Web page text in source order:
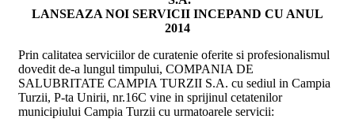
LANSEAZA NOI SERVICII INCEPAND CU ANUL
2014
Prin calitatea serviciilor de curatenie oferite si profesionalismul
dovedit de-a lungul timpului, COMPANIA DE
SALUBRITATE CAMPIA TURZII S.A. cu sediul in Campia
Turzii, P-ta Unirii, nr.16C vine in sprijinul cetatenilor
municipiului Campia Turzii cu urmatoarele servicii: